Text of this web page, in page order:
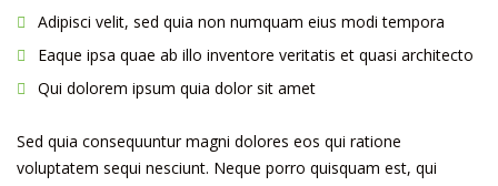
Adipisci velit, sed quia non numquam eius modi tempora
Eaque ipsa quae ab illo inventore veritatis et quasi architecto
Qui dolorem ipsum quia dolor sit amet
Sed quia consequuntur magni dolores eos qui ratione
voluptatem sequi nesciunt. Neque porro quisquam est, qui